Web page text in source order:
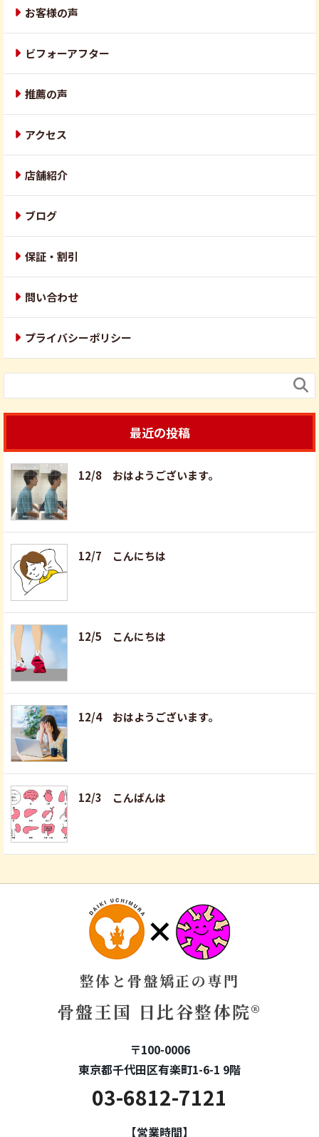
お客様の声
ビフォーアフター
推薦の声
アクセス
店舗紹介
ブログ
保証・割引
問い合わせ
プライバシーポリシー

最近の投稿
12/8 おはようございます。
12/7 こんにちは
12/5 こんにちは
12/4 おはようございます。
12/3 こんばんは
整体と骨盤矯正の専門
骨盤王国 日比谷整体院®
〒100-0006
東京都千代田区有楽町1-6-1 9階
03-6812-7121
【営業時間】